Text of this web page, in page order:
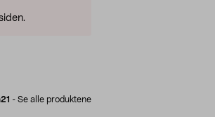
- Se alle produktene